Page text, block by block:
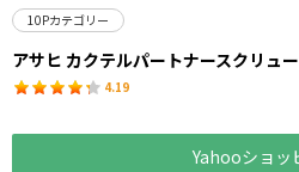
10Pカテゴリー
アサヒ カクテルパートナースクリュ
4.19
Yahooショッ